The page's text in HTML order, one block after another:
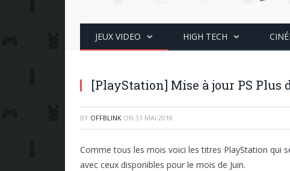
JEUX VIDEO HIGH TECH
[PlayStation] Mise à jour PS Plus
BY OFFBLINK ON 31 MAI 2018
Comme tous les mois voici les titres PlayStation qui
avec ceux disponibles pour le mois de Juin.